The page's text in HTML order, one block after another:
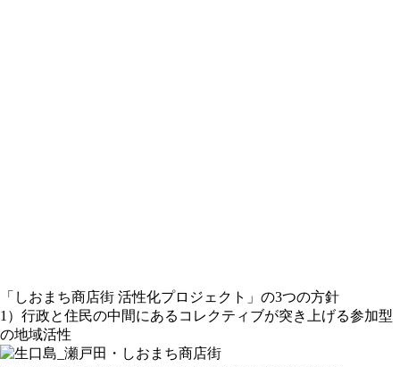
「しおまち商店街 活性化プロジェクト」の3つの方針
1）行政と住民の中間にあるコレクティブが突き上げる参加型
の地域活性